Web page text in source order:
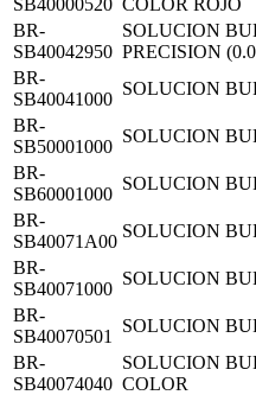
BR-
SB40042950
SOLUCION
PRECISION
BR-
SB40041000
SOLUCION
BR-
SB50001000
SOLUCION
BR-
SB60001000
SOLUCION
BR-
SB40071A00
SOLUCION
BR-
SB40071000
SOLUCION
BR-
SB40070501
SOLUCION
BR-
SB40074040
SOLUCION
COLOR